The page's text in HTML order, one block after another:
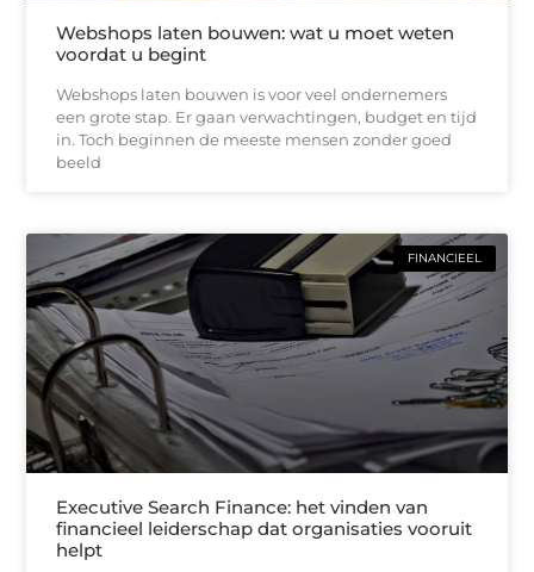
Webshops laten bouwen: wat u moet weten
voordat u begint
Webshops laten bouwen is voor veel ondernemers
een grote stap. Er gaan verwachtingen, budget en tijd
in. Toch beginnen de meeste mensen zonder goed
beeld
FINANCIEEL
Executive Search Finance: het vinden van
financieel leiderschap dat organisaties vooruit
helpt